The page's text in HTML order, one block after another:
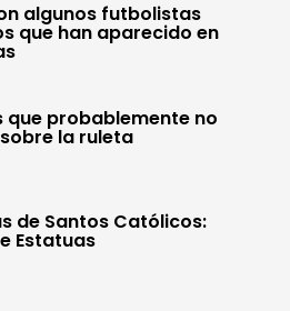
algunos futbolistas
que han aparecido en
que probablemente no
la ruleta
de Santos Católicos:
Estatuas